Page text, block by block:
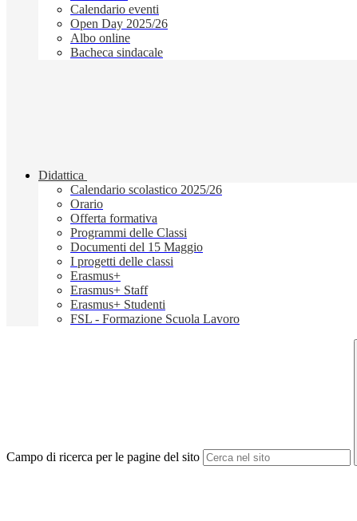
Calendario eventi
Open Day 2025/26
Albo online
Bacheca sindacale
Didattica
Calendario scolastico 2025/26
Orario
Offerta formativa
Programmi delle Classi
Documenti del 15 Maggio
I progetti delle classi
Erasmus+
Erasmus+ Staff
Erasmus+ Studenti
FSL - Formazione Scuola Lavoro
Campo di ricerca per le pagine del sito